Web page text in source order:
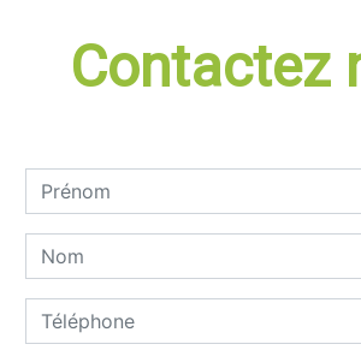
Contactez